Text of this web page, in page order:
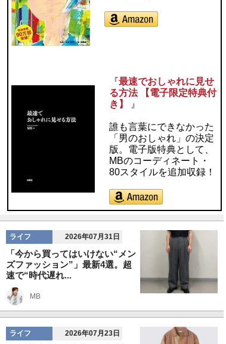
『最速でおしゃれに見せ
る方法 【電子限定特典付
き】
』
誰も言葉にできなかった
「男のおしゃれ」の決定
版。電子版特典として、
MBのコーディネート・
80スタイルを追加収録！
ライフ 2026年07月31日
「今から買ってはいけない“メン
ズファッション”」最新4選。超
速で“時代遅れ...
MB
ライフ 2026年07月23日